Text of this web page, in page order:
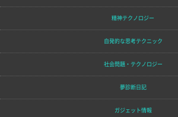
精神テクノロジー
自発的な思考テクニック
社会問題・テクノロジー
夢診断日記
ガジェット情報